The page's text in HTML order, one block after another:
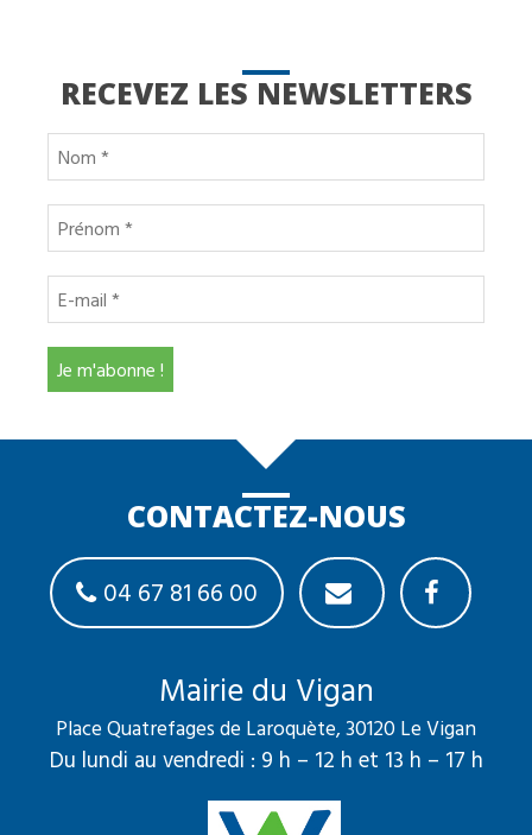
RECEVEZ LES NEWSLETTERS
CONTACTEZ-NOUS
04 67 81 66 00
Mairie du Vigan
Place Quatrefages de Laroquète, 30120 Le Vigan
Du lundi au vendredi : 9 h – 12 h et 13 h – 17 h